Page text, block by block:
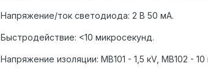
Напряжение/ток светодиода: 2 В 50 мА.
Быстродействие: <10 микросекунд.
Напряжение изоляции: MB101 - 1,5 кV, MB102 - 10